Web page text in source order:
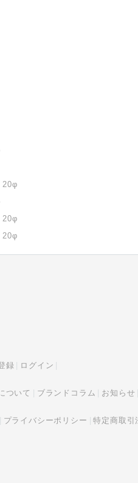
録 ログイン
ついて ブランドコラム お知らせ
プライバシーポリシー 特定商取引